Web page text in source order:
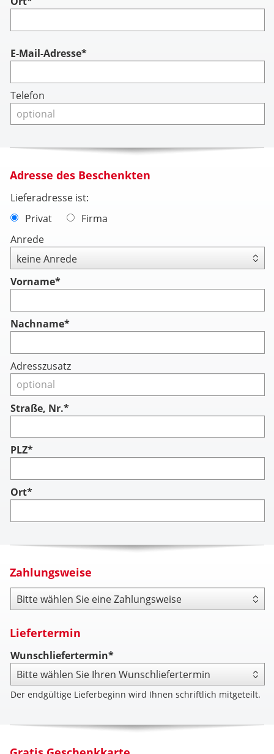
Account
E-Mail-Adresse*
Telefon
Adresse des Beschenkten
Lieferadresse ist:
Privat
Firma
Anrede
Vorname*
Nachname*
Adresszusatz
Straße, Nr.*
PLZ*
Ort*
Zahlungsweise
Zahlungsweise
Liefertermin
Wunschliefertermin*
Der endgültige Lieferbeginn wird Ihnen schriftlich mitgeteilt.